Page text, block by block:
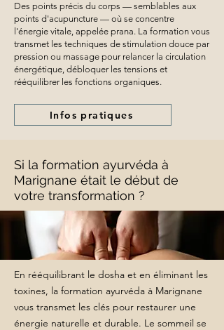
Des points précis du corps — semblables aux
points d'acupuncture — où se concentre
l'énergie vitale, appelée prana. La formation vous
transmet les techniques de stimulation douce par
pression ou massage pour relancer la circulation
énergétique, débloquer les tensions et
rééquilibrer les fonctions organiques.
Infos pratiques
Si la formation ayurvéda à
Marignane était le début de
votre transformation ?
En rééquilibrant le dosha et en éliminant les
toxines, la formation ayurvéda à Marignane
vous transmet les clés pour restaurer une
énergie naturelle et durable. Le sommeil se